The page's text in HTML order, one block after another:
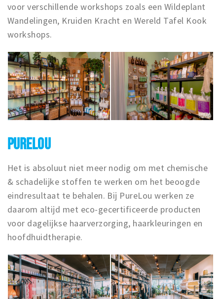
voor verschillende workshops zoals een Wildeplant
Wandelingen, Kruiden Kracht en Wereld Tafel Kook
workshops.
PURELOU
Het is absoluut niet meer nodig om met chemische
& schadelijke stoffen te werken om het beoogde
eindresultaat te behalen. Bij PureLou werken ze
daarom altijd met eco-gecertificeerde producten
voor dagelijkse haarverzorging, haarkleuringen en
hoofdhuidtherapie.